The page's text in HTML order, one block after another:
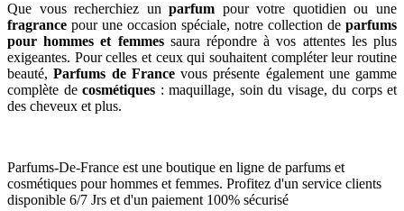
Que vous recherchiez unparfum pour votre quotidien ou une
fragrance pour une occasion spéciale, notre collection de parfums
pour hommes et femmessaura répondre à vos attentes les plus
exigeantes. Pour celles et ceux qui souhaitent compléter leur routine
beauté,Parfums de Francevous présente également une gamme
complète de cosmétiques : maquillage, soin du visage, du corps et
des cheveux et plus.
Parfums-De-France est une boutique en ligne de parfums et
cosmétiques pour hommes et femmes. Profitez d'un service clients
disponible 6/7 Jrs et d'un paiement 100% sécurisé